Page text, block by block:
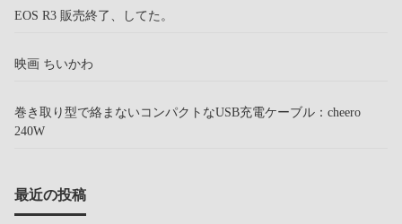
EOS R3 販売終了、してた。
映画 ちいかわ
巻き取り型で絡まないコンパクトなUSB充電ケーブル：cheero
240W
最近の投稿